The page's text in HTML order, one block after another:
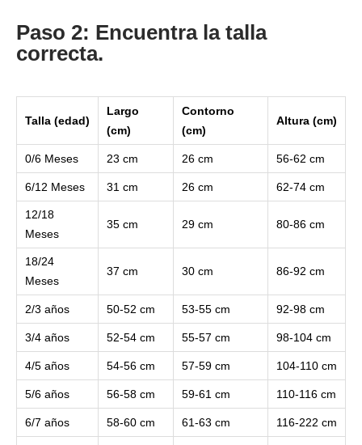
Paso 2: Encuentra la talla
correcta.
Talla (edad)
Largo
(cm)
Contorno
(cm)
Altura (cm)
0/6 Meses 23 cm 26 cm 56-62 cm
6/12 Meses 31 cm 26 cm 62-74 cm
12/18
Meses
35 cm 29 cm 80-86 cm
18/24
Meses
37 cm 30 cm 86-92 cm
2/3 años 50-52 cm 53-55 cm 92-98 cm
3/4 años 52-54 cm 55-57 cm 98-104 cm
4/5 años 54-56 cm 57-59 cm 104-110 cm
5/6 años 56-58 cm 59-61 cm 110-116 cm
6/7 años 58-60 cm 61-63 cm 116-222 cm